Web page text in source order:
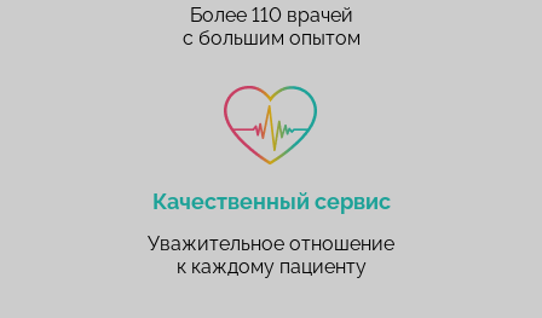
Более 110 врачей
с большим опытом
Качественный сервис
Уважительное отношение
к каждому пациенту